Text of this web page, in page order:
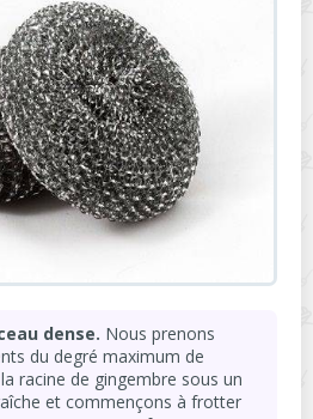
dense. Nous prenons
du degré maximum de
racine de gingembre sous un
et commençons à frotter